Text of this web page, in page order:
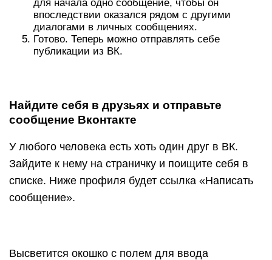
для начала одно сообщение, чтобы он
впоследствии оказался рядом с другими
диалогами в личных сообщениях.
Готово. Теперь можно отправлять себе
публикации из ВК.
Найдите себя в друзьях и отправьте
сообщение Вконтакте
У любого человека есть хоть один друг в ВК.
Зайдите к нему на страничку и поищите себя в
списке. Ниже профиля будет ссылка «Написать
сообщение».
Высветится окошко с полем для ввода